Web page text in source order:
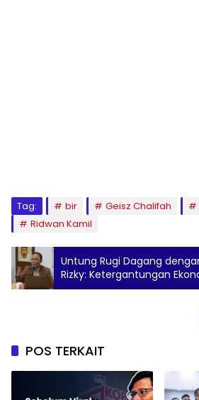
Tag: bir Geisz Chalifah
Ridwan Kamil
Untung Rugi Dagang
Rizky: Ketergantungan
POS TERKAIT